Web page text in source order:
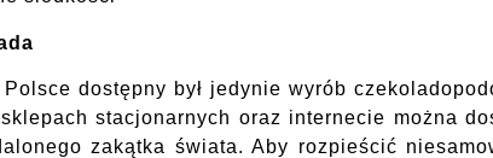
dostępny był jedynie wyrób
stacjonarnych oraz internecie można
zakątka świata. Aby rozpieścić